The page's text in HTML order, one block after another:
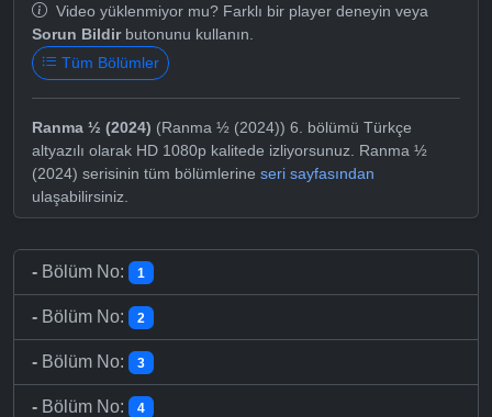
Video yüklenmiyor mu? Farklı bir player deneyin veya
Sorun Bildirbutonunu kullanın.
Tüm Bölümler
Ranma ½ (2024) (Ranma ½ (2024)) 6. bölümü Türkçe
altyazılı olarak HD 1080p kalitede izliyorsunuz. Ranma ½
(2024) serisinin tüm bölümlerine seri sayfasından
ulaşabilirsiniz.
- Bölüm No: 1
- Bölüm No: 2
- Bölüm No: 3
- Bölüm No: 4